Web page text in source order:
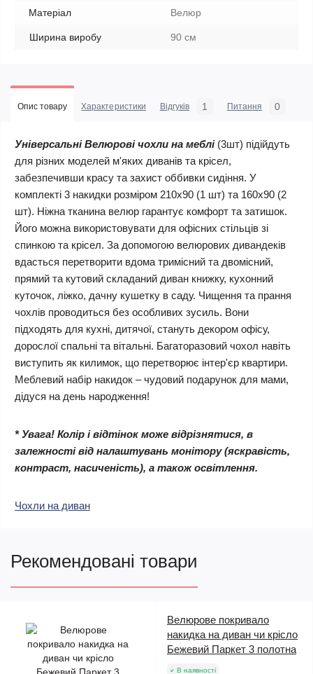
Матеріал Велюр
Ширина виробу 90 см
Опис товару Характеристики Відгуків 1 Питання 0
Універсальні Велюрові чохли на меблі(3шт) підійдуть
для різних моделей м'яких диванів та крісел,
забезпечивши красу та захист оббивки сидіння. У
комплекті 3 накидки розміром 210х90 (1 шт) та 160х90 (2
шт). Ніжна тканина велюр гарантує комфорт та затишок.
Його можна використовувати для офісних стільців зі
спинкою та крісел. За допомогою велюрових дивандеків
вдасться перетворити вдома тримісний та двомісний,
прямий та кутовий складаний диван книжку, кухонний
куточок, ліжко, дачну кушетку в саду. Чищення та прання
чохлів проводиться без особливих зусиль. Вони
підходять для кухні, дитячої, стануть декором офісу,
дорослої спальні та вітальні. Багаторазовий чохол навіть
виступить як килимок, що перетворює інтер'єр квартири.
Меблевий набір накидок – чудовий подарунок для мами,
дідуся на день народження!
* Увага! Колір і відтінок може відрізнятися, в
залежності від налаштувань монітору (яскравість,
контраст, насиченість), а також освітлення.
Чохли на диван
Рекомендовані товари
Велюрове покривало
накидка на диван чи крісло
Бежевий Паркет 3 полотна
В наявності